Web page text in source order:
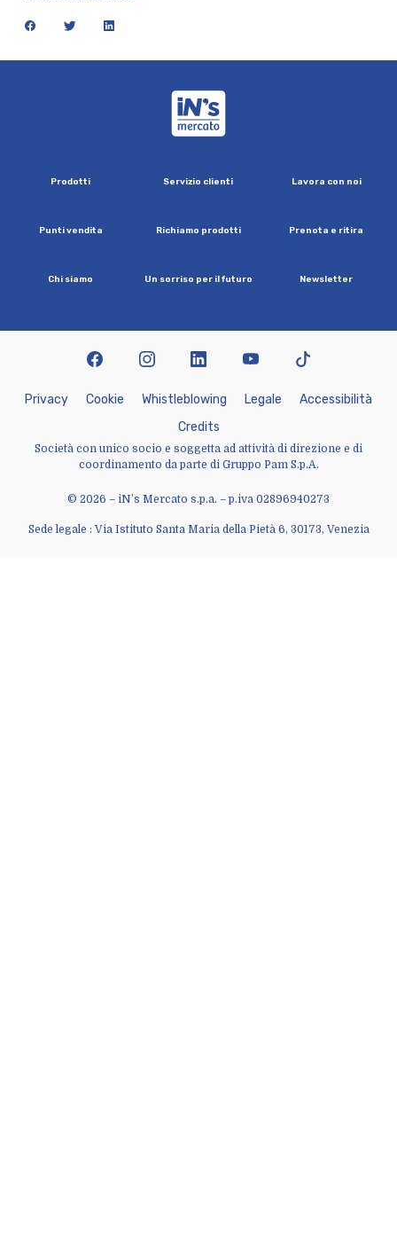
facebook twitter linkedin
Prodotti Servizio clienti Lavora con noi
Puntivendita Richiamo prodotti Prenota e ritira
Chi siamo Un sorriso per ilfuturo Newsletter
© 2026 – iN’s Mercato s.p.a. – p.iva 02896940273
Sede legale : Via Istituto Santa Maria della Pietà 6, 30173, Venezia
Privacy Cookie Whist eb owing Lega e Accessibi ità
Credits
Società con unico socio e soggetta ad attività di direzione e di
coordinamento da parte di Gruppo Pam S.p.A.
facebookinstagram linkedin youtubetiktok